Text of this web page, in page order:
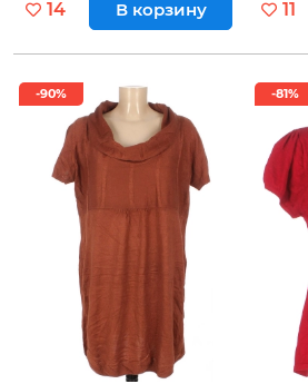
14 В корзину 11
-90% -81%